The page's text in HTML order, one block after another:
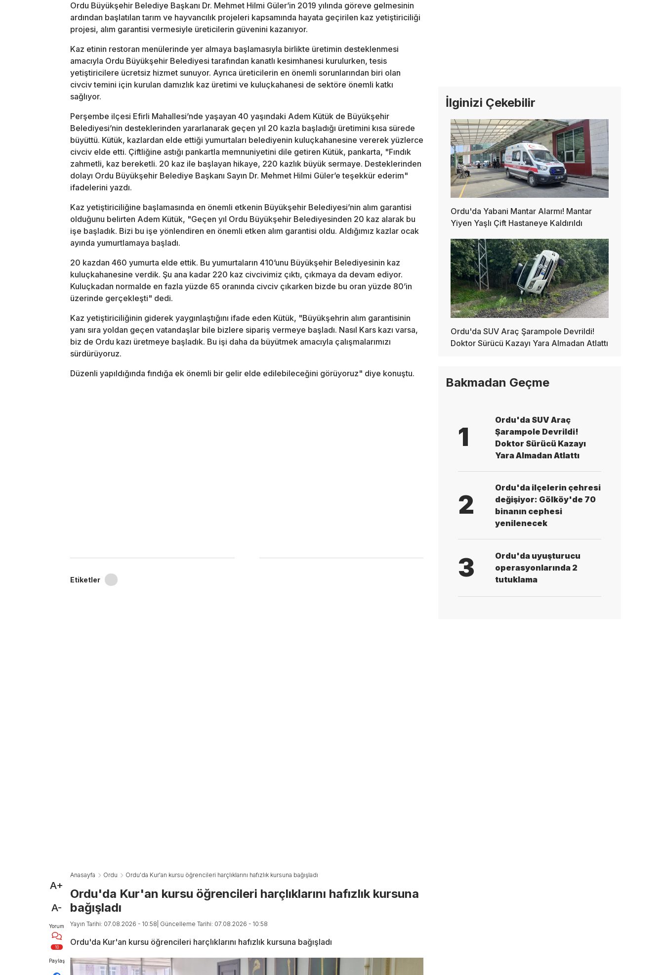
Ordu Büyükşehir Belediye Başkanı Dr. Mehmet Hilmi Güler’in 2019 yılında göreve gelmesinin
ardından başlatılan tarım ve hayvancılık projeleri kapsamında hayata geçirilen kaz yetiştiriciliği
projesi, alım garantisi vermesiyle üreticilerin güvenini kazanıyor.
Kaz etinin restoran menülerinde yer almaya başlamasıyla birlikte üretimin desteklenmesi
amacıyla Ordu Büyükşehir Belediyesi tarafından kanatlı kesimhanesi kurulurken, tesis
yetiştiricilere ücretsiz hizmet sunuyor. Ayrıca üreticilerin en önemli sorunlarından biri olan
civciv temini için kurulan damızlık kaz üretimi ve kuluçkahanesi de sektöre önemli katkı
sağlıyor.
Perşembe ilçesi Efirli Mahallesi’nde yaşayan 40 yaşındaki Adem Kütük de Büyükşehir
Belediyesi’nin desteklerinden yararlanarak geçen yıl 20 kazla başladığı üretimini kısa sürede
büyüttü. Kütük, kazlardan elde ettiği yumurtaları belediyenin kuluçkahanesine vererek yüzlerce
civciv elde etti. Çiftliğine astığı pankartla memnuniyetini dile getiren Kütük, pankarta, "Fındık
zahmetli, kaz bereketli. 20 kaz ile başlayan hikaye, 220 kazlık büyük sermaye. Desteklerinden
dolayı Ordu Büyükşehir Belediye Başkanı Sayın Dr. Mehmet Hilmi Güler’e teşekkür ederim"
ifadelerini yazdı.
Kaz yetiştiriciliğine başlamasında en önemli etkenin Büyükşehir Belediyesi’nin alım garantisi
olduğunu belirten Adem Kütük, "Geçen yıl Ordu Büyükşehir Belediyesinden 20 kaz alarak bu
işe başladık. Bizi bu işe yönlendiren en önemli etken alım garantisi oldu. Aldığımız kazlar ocak
ayında yumurtlamaya başladı.
20 kazdan 460 yumurta elde ettik. Bu yumurtaların 410’unu Büyükşehir Belediyesinin kaz
kuluçkahanesine verdik. Şu ana kadar 220 kaz civcivimiz çıktı, çıkmaya da devam ediyor.
Kuluçkadan normalde en fazla yüzde 65 oranında civciv çıkarken bizde bu oran yüzde 80’in
üzerinde gerçekleşti" dedi.
Kaz yetiştiriciliğinin giderek yaygınlaştığını ifade eden Kütük, "Büyükşehrin alım garantisinin
yanı sıra yoldan geçen vatandaşlar bile bizlere sipariş vermeye başladı. Nasıl Kars kazı varsa,
biz de Ordu kazı üretmeye başladık. Bu işi daha da büyütmek amacıyla çalışmalarımızı
sürdürüyoruz.
Düzenli yapıldığında fındığa ek önemli bir gelir elde edilebileceğini görüyoruz" diye konuştu.
Etiketler
A+
A-
Yorum
10
Paylaş
Anasayfa Ordu Ordu'da Kur'an kursu öğrencileri harçlıklarını hafızlık kursuna bağışladı
Ordu'da Kur'an kursu öğrencileri harçlıklarını hafızlık kursuna
bağışladı
Yayın Tarihi: 07.08.2026 - 10:58 | Güncelleme Tarihi: 07.08.2026 - 10:58
Ordu'da Kur'an kursu öğrencileri harçlıklarını hafızlık kursuna bağışladı
İlginizi Çekebilir
Ordu'da Yabani Mantar Alarmı! Mantar
Yiyen Yaşlı Çift Hastaneye Kaldırıldı
Ordu'da SUV Araç Şarampole Devrildi!
Doktor Sürücü Kazayı Yara Almadan Atlattı
Bakmadan Geçme
1
Ordu'da SUV Araç
Şarampole Devrildi!
Doktor Sürücü Kazayı
Yara Almadan Atlattı
2
Ordu'da ilçelerin çehresi
değişiyor: Gölköy'de 70
binanın cephesi
yenilenecek
3
Ordu'da uyuşturucu
operasyonlarında 2
tutuklama